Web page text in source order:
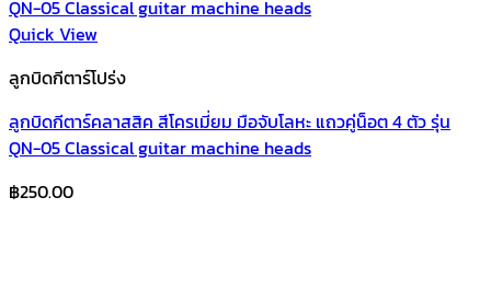
Quick View
ลูกบิดกีตาร์โปร่ง
ลูกบิดกีตาร์คลาสสิค สีโครเมี่ยม มือจับโลหะ แถวคู่น็อต 4 ตัว รุ่น
QN-05 Classical guitar machine heads
฿250.00